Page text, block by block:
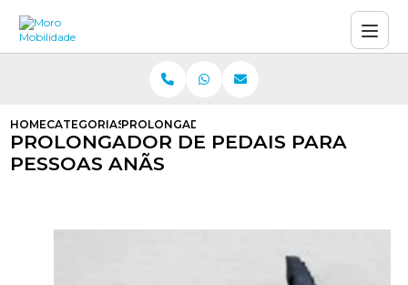
HOMECATEGORIASPROLONGADOR DE PEDAIS PARA PESSOAS
PROLONGADOR DE PEDAIS PARA
PESSOAS ANÃS